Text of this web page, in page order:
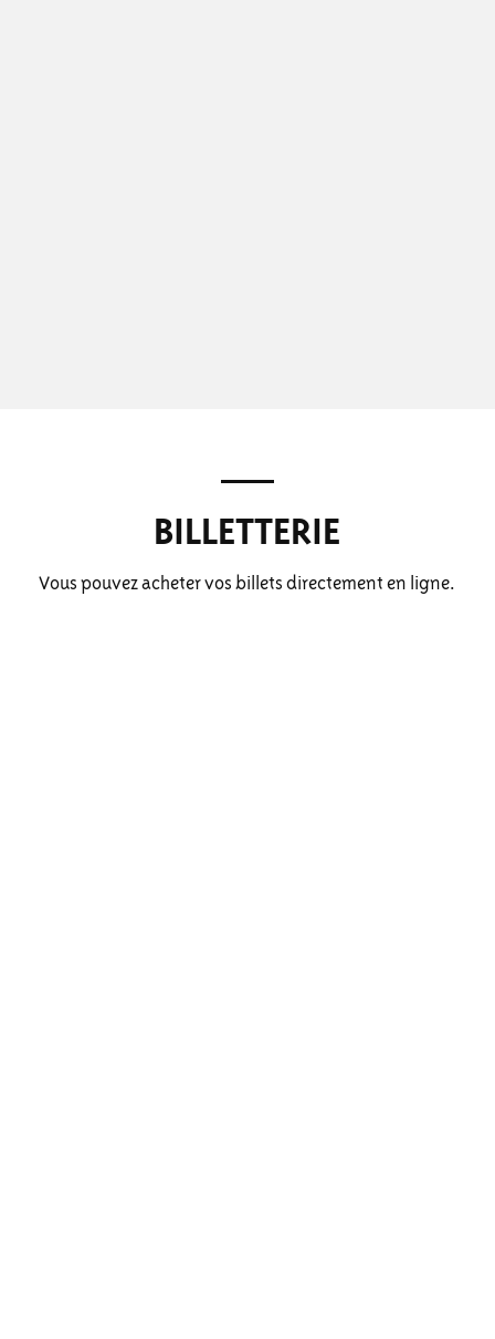
BILLETTERIE
Vous pouvez acheter vos billets directement en ligne.